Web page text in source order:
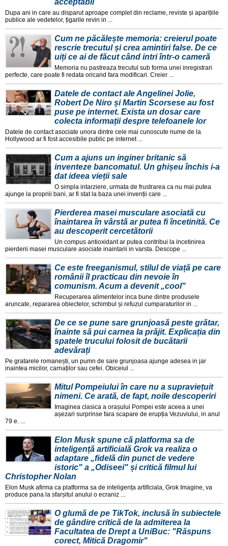
acceptabil
Dupa ani in care au disparut aproape complet din reclame, reviste și aparițiile
publice ale vedetelor, țigarile revin in ...
Cum ne păcălește memoria: creierul poate
rescrie trecutul și crea amintiri false. De ce
uiți ce ai de făcut când intri într-o cameră
Memoria nu pastreaza trecutul sub forma unei inregistrari
perfecte, care poate fi redata oricand fara modificari. Creier ...
Datele de contact ale Angelinei Jolie,
Robert De Niro și Martin Scorsese au fost
puse pe internet. Exista un dosar care
colecta informații despre telefoanele lor
Datele de contact asociate unora dintre cele mai cunoscute nume de la
Hollywood ar fi fost accesibile public pe internet ...
Cum a ajuns un inginer britanic să
inventeze bancomatul. Un ghișeu închis i-a
dat ideea vieții sale
O simpla intarziere, urmata de frustrarea ca nu mai putea
ajunge la propriii bani, ar fi stat la baza unei invenții care ...
Pierderea masei musculare asociată cu
înaintarea în vârstă ar putea fi încetinită. Ce
au descoperit cercetătorii
Un compus antioxidant ar putea contribui la incetinirea
pierderii masei musculare asociate inaintarii in varsta. Descope ...
Ce este freeganismul, stilul de viață pe care
românii îl practicau din nevoie în
comunism. Acum a devenit „cool"
Recuperarea alimentelor inca bune dintre produsele
aruncate, repararea obiectelor, schimbul și refuzul cumparaturilor in ...
De ce se pune sare grunjoasă peste grătar,
înainte să pui carnea la prăjit. Explicația din
spatele trucului folosit de bucătarii
adevărați
Pe gratarele romanești, un pumn de sare grunjoasa ajunge adesea in jar
inaintea micilor, carnaților sau cefei. Obiceiul ...
Mitul Pompeiului în care nu a supraviețuit
nimeni. Ce arată, de fapt, noile descoperiri
Imaginea clasica a orașului Pompei este aceea a unei
așezari surprinse fara scapare de erupția Vezuviului, in anul
79 e. ...
Elon Musk spune că platforma sa de
inteligență artificială Grok va realiza o
adaptare „fidelă din punct de vedere
istoric" a „Odiseei" și critică filmul lui
Christopher Nolan
Elon Musk afirma ca platforma sa de inteligența artificiala, Grok Imagine, va
produce pana la sfarșitul anului o ecraniz ...
O glumă de pe TikTok, inclusă în subiectele
de gândire critică de la admiterea la
Facultatea de Drept a UniBuc: "Răspuns
corect, Mitică Dragomir"